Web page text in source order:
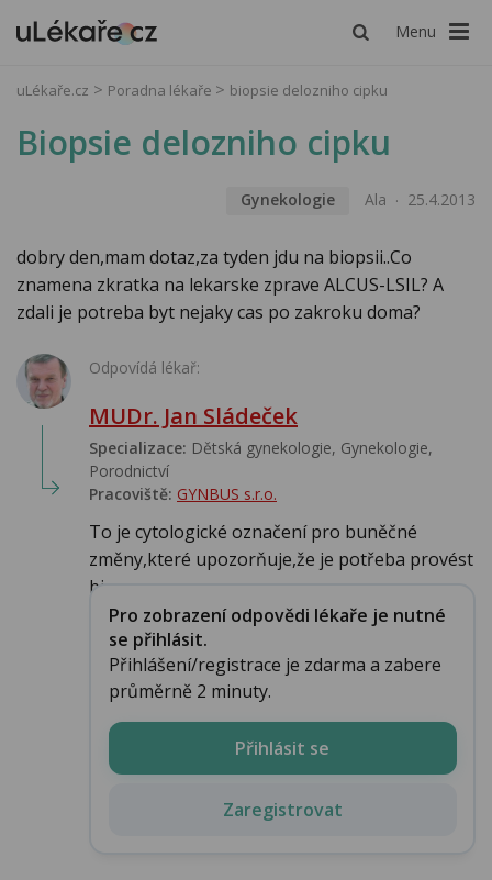
Menu
uLékaře.cz Poradna lékaře biopsie delozniho cipku
Biopsie delozniho cipku
Gynekologie Ala 25.4.2013
dobry den,mam dotaz,za tyden jdu na biopsii..Co
znamena zkratka na lekarske zprave ALCUS-LSIL? A
zdali je potreba byt nejaky cas po zakroku doma?
Odpovídá lékař:
MUDr. Jan Sládeček
Specializace: Dětská gynekologie, Gynekologie,
Porodnictví
Pracoviště: GYNBUS s.r.o.
To je cytologické označení pro buněčné
změny,které upozorňuje,že je potřeba provést
biop...
Pro zobrazení odpovědi lékaře je nutné
se přihlásit.
Přihlášení/registrace je zdarma a zabere
průměrně 2 minuty.
Přihlásit se
Zaregistrovat